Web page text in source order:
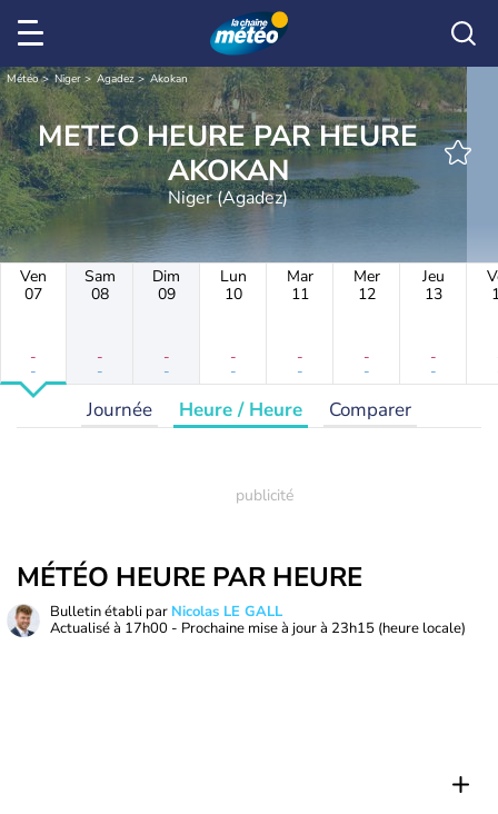
Météo Niger Agadez Akokan
METEO HEURE PAR HEURE
AKOKAN
Niger (Agadez)
Ven
07
-
-
Sam
08
-
-
Dim
09
-
-
Lun
10
-
-
Mar
11
-
-
Mer
12
-
-
Jeu
13
-
-
Journée Heure / Heure Comparer
MÉTÉO HEURE PAR HEURE
Bulletin établi par Nicolas LE GALL
Actualisé à 17h00 - Prochaine mise à jour à 23h15 (heure locale)